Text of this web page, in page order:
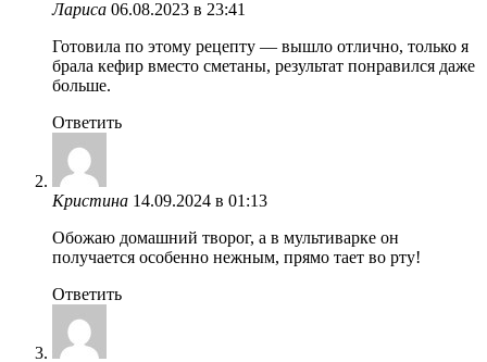
Лариса 06.08.2023 в 23:41
Готовила по этому рецепту — вышло отлично, только я
брала кефир вместо сметаны, результат понравился даже
больше.
Ответить
Кристина 14.09.2024 в 01:13
Обожаю домашний творог, а в мультиварке он
получается особенно нежным, прямо тает во рту!
Ответить